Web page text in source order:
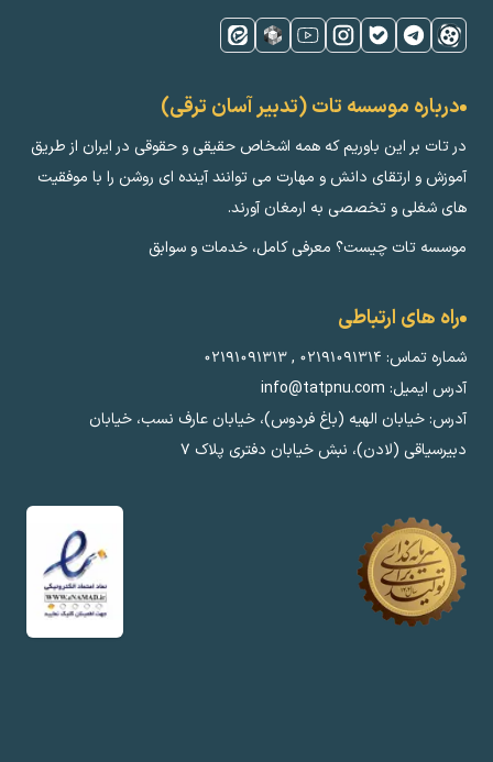
درباره موسسه تات (تدبیر آسان ترقی)
در تات بر این باوریم که همه اشخاص حقیقی و حقوقی در ایران از طریق
آموزش و ارتقای دانش و مهارت می توانند آینده ای روشن را با موفقیت
های شغلی و تخصصی به ارمغان آورند.
موسسه تات چیست؟ معرفی کامل، خدمات و سوابق
راه های ارتباطی
شماره تماس: ۰۲۱۹۱۰۹۱۳۱۴ ,۰۲۱۹۱۰۹۱۳۱۳
آدرس ایمیل: info@tatpnu.com
آدرس: خیابان الهيه (باغ فردوس)، خیابان عارف نسب، خیابان
دبیرسیاقی (لادن)، نبش خیابان دفتری پلاک ٧